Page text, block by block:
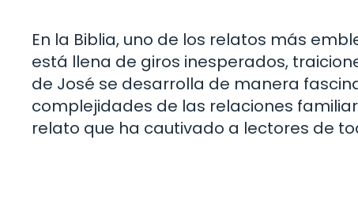
En la Biblia, uno de los relatos más
está llena de giros inesperados,
de José se desarrolla de manera
complejidades de las relaciones
relato que ha cautivado a lectores de